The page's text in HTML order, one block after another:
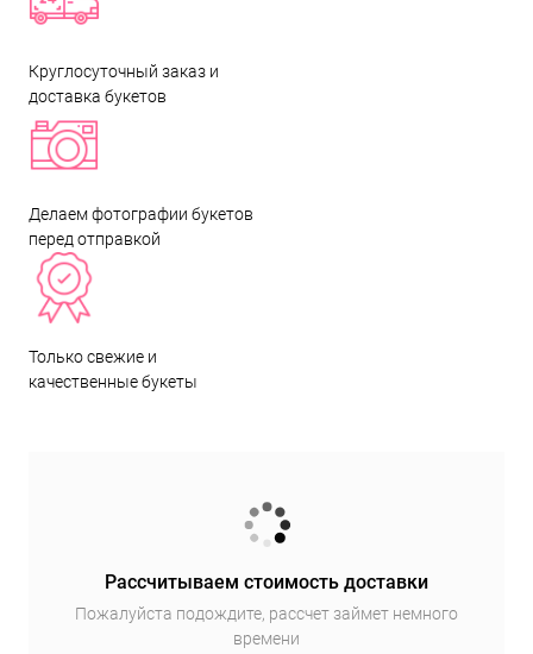
Круглосуточный заказ и
доставка букетов
Делаем фотографии букетов
перед отправкой
Только свежие и
качественные букеты
Рассчитываем стоимость доставки
Пожалуйста подождите, рассчет займет немного
времени